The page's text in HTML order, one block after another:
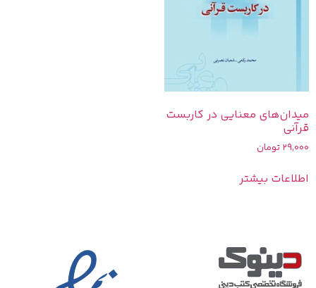
میدان‌های معنایی در کاربست
قرآنی
29,000تومان
اطلاعات بیشتر